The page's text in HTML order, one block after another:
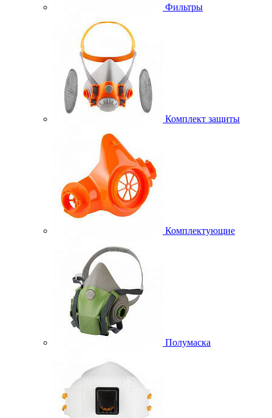
Фильтры
Комплект защиты
Комплектующие
Полумаска